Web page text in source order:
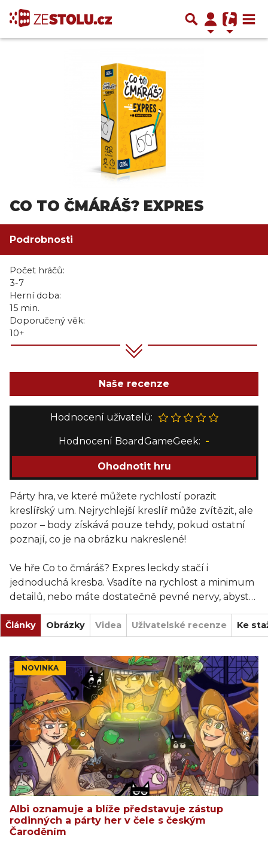
CO TO ČMÁRÁŠ? EXPRES
Podrobnosti
Počet hráčů:
3-7
Herní doba:
15 min.
Doporučený věk:
10+
Naše recenze
Hodnocení uživatelů:
Hodnocení BoardGameGeek: -
Ohodnotit hru
Párty hra, ve které můžete rychlostí porazit
kreslířský um. Nejrychlejší kreslíř může zvítězit, ale
pozor – body získává pouze tehdy, pokud ostatní
poznají, co je na obrázku nakreslené!
Ve hře Co to čmáráš? Expres leckdy stačí i
jednoduchá kresba. Vsadíte na rychlost a minimum
detailů, nebo máte dostatečně pevné nervy, abyste
kreslili o pár vteřin déle?
Prožijte chvíle plné smíchu se svými přáteli!
Balení obsahuje: 7 kreslicích tabulek, 7 fixů s
mazacími houbičkami, 70 karet (490 slov), 1 zlatý
totem, 1 speciální kostku, 24 žetonů bodů a pravidla.
Články Obrázky Videa Uživatelské recenze Ke
NOVINKA
Albi oznamuje a blíže představuje zástup
rodinných a párty her v čele s českým
Čaroděním